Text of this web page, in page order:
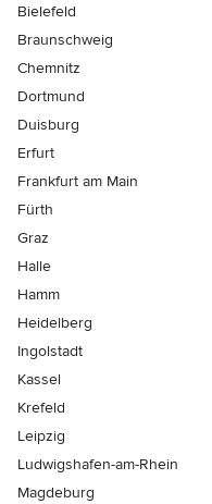
Bielefeld
Braunschweig
Chemnitz
Dortmund
Duisburg
Erfurt
Frankfurt am Main
Fürth
Graz
Halle
Hamm
Heidelberg
Ingolstadt
Kassel
Krefeld
Leipzig
Ludwigshafen-am-Rhein
Magdeburg